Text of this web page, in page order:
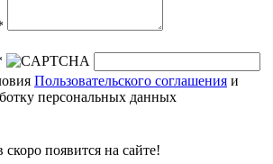
Пользовательского соглашения и
персональных данных
появится на сайте!